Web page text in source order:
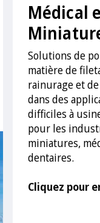
Médical
Solutions de
matière de
rainurage et
dans des
difficiles à
pour les
miniatures,
dentaires.
Cliquez pour